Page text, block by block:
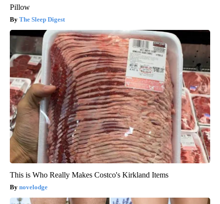
Pillow
The Sleep Digest
This is Who Really Makes Costco's Kirkland Items
novelodge